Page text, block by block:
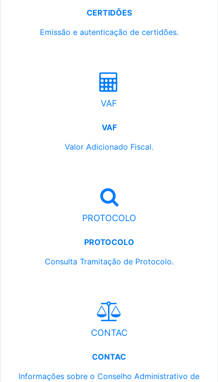
CERTIDÕES
Emissão e autenticação de certidões.
VAF
VAF
Valor Adicionado Fiscal.
PROTOCOLO
PROTOCOLO
Consulta Tramitação de Protocolo.
CONTAC
CONTAC
Informações sobre o Conselho Administrativo de